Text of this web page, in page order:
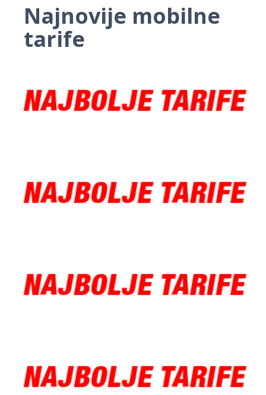
Najnovije mobilne
tarife